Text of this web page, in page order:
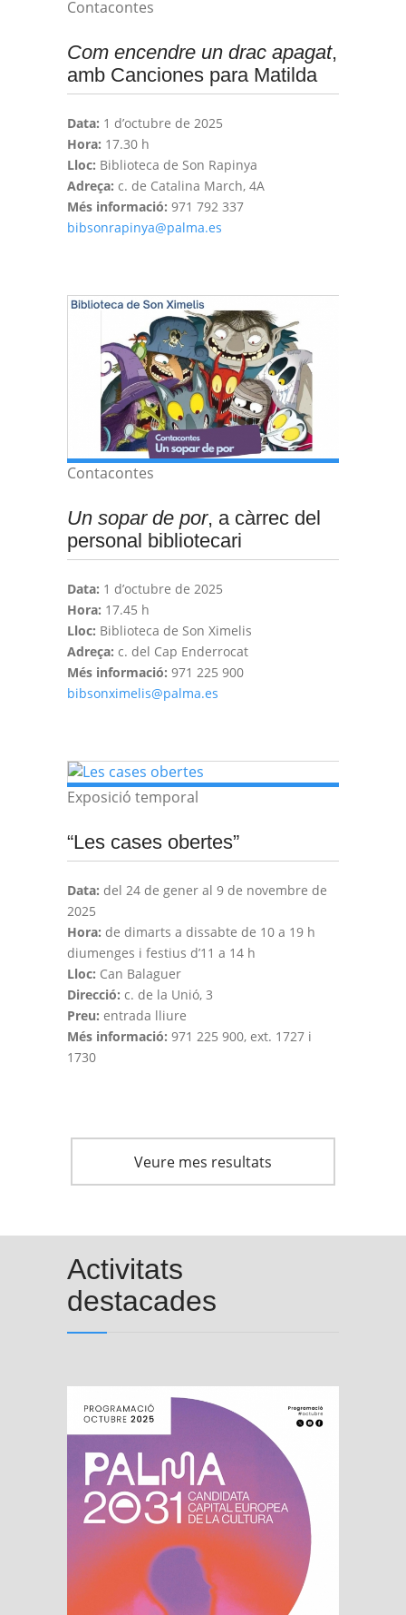
Contacontes
Com encendre un drac apagat,
amb Canciones para Matilda
Data: 1 d’octubre de 2025
Hora: 17.30 h
Lloc: Biblioteca de Son Rapinya
Adreça: c. de Catalina March, 4A
Més informació: 971 792 337
bibsonrapinya@palma.es
Contacontes
Un sopar de por, a càrrec del
personal bibliotecari
Data: 1 d’octubre de 2025
Hora: 17.45 h
Lloc: Biblioteca de Son Ximelis
Adreça: c. del Cap Enderrocat
Més informació: 971 225 900
bibsonximelis@palma.es
Exposició temporal
“Les cases obertes”
Data: del 24 de gener al 9 de novembre de
2025
Hora: de dimarts a dissabte de 10 a 19 h
diumenges i festius d’11 a 14 h
Lloc: Can Balaguer
Direcció: c. de la Unió, 3
Preu: entrada lliure
Més informació: 971 225 900, ext. 1727 i
1730
Veure mes resultats
Activitats
destacades